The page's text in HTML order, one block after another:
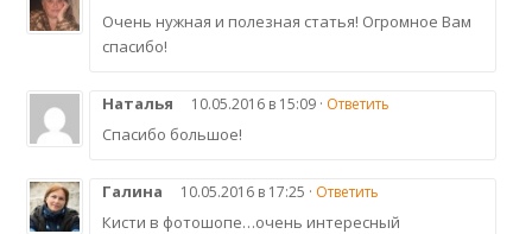
Очень нужная и полезная статья! Огромное Вам
спасибо!
Наталья 10.05.2016 в 15:09 · Ответить
Спасибо большое!
Галина 10.05.2016 в 17:25 · Ответить
Кисти в фотошопе…очень интересный